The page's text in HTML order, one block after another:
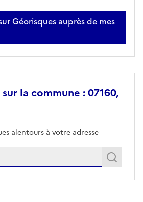
Géorisques auprès de mes
la commune : 07160,
alentours à votre adresse
votre adresse exacte